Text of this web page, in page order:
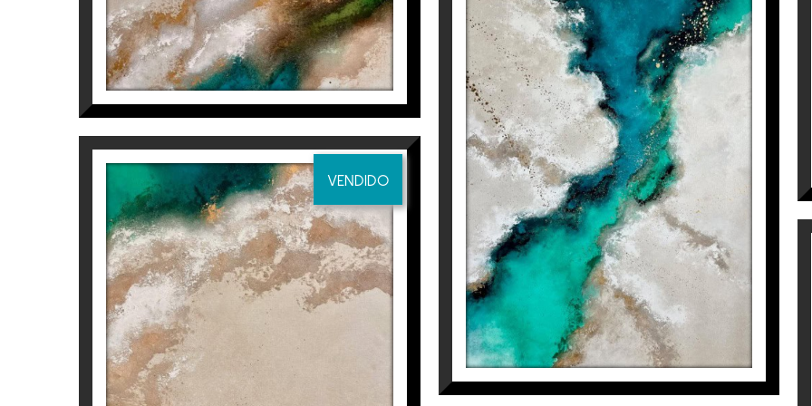
VENDIDO
BUT I WILL DO IT FOR ME
(PART 2/2)
Inés Valls Fortuny
2.500
WE JUST CAN’T SAY
GOODBYE
Inés Valls Fortuny
6.800€